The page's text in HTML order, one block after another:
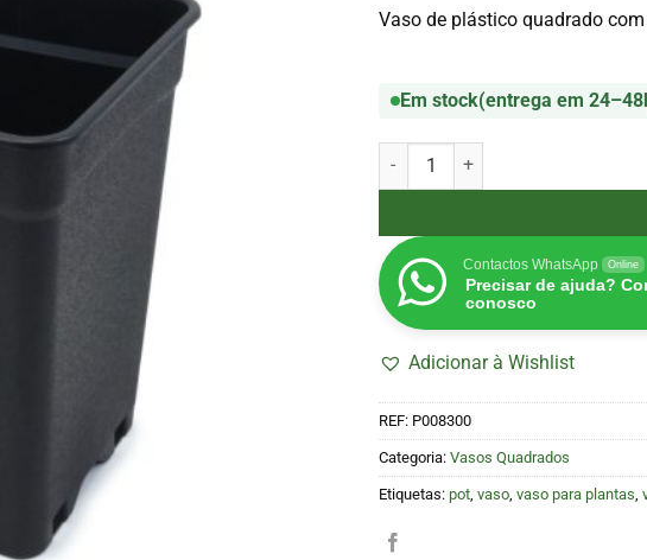
Vaso de plástico quadrado
Em stock(entrega em
Quantidade de Vaso Quadrado
Contactos WhatsApp Online
Precisar de ajuda?
conosco
Adicionar à Wishlist
REF: P008300
Categoria: Vasos Quadrados
Etiquetas: pot vaso vaso para plantas